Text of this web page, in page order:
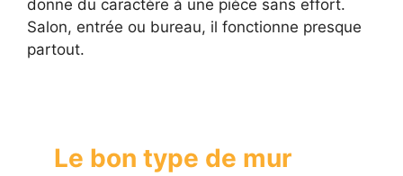
donne du caractère à une pièce sans effort.
Salon, entrée ou bureau, il fonctionne presque
partout.
Le bon type de mur